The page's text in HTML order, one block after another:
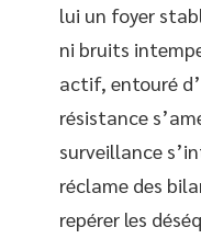
lui un foyer
ni bruits
actif, entouré
résistance
surveillance
réclame des
repérer les